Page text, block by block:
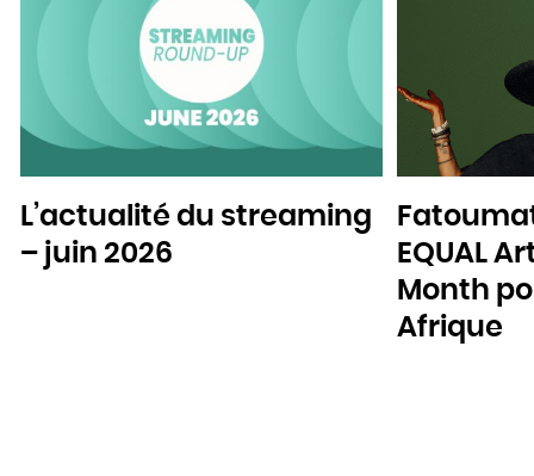
L’actualité du streaming
– juin 2026
EQUAL
Month
Afrique